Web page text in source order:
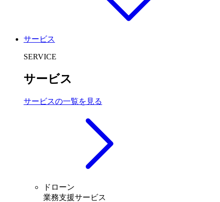
サービス
SERVICE
サービス
サービスの一覧を見る
ドローン
業務支援サービス